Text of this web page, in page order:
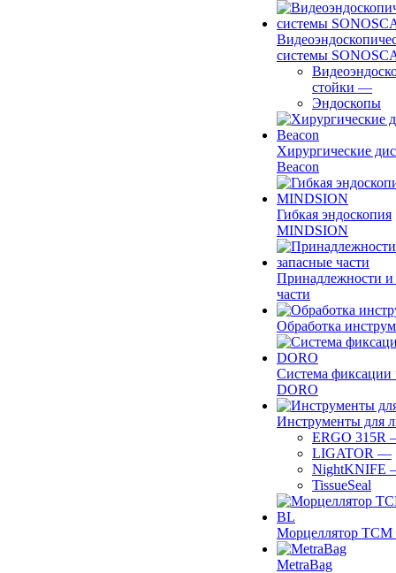
системы
стойки —
Эндоскопы
Хирургические
Beacon
Гибкая эндоскопия
MINDSION
Принадлежности и
части
Обработка
Система фиксации
DORO
Инструменты для
ERGO 315R
LIGATOR —
NightKNIFE
TissueSeal
Морцеллятор ТСМ
MetraBag